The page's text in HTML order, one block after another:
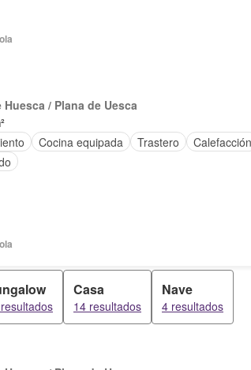
/ Plana de Uesca
Cocina equipada Trastero
Calefacción
Casa
14 resultados
Nave
4 resultados